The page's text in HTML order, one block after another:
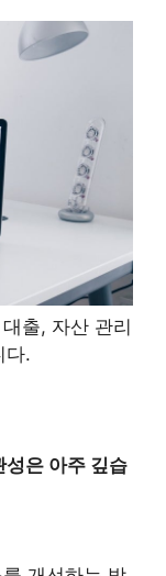
출, 자산 관리
다.
은 아주 깊습